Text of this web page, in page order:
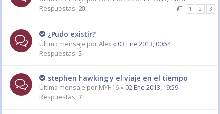
Respuestas: 20 1 2 3
¿Pudo existir?
Último mensaje porAlex « 03 Ene 2013, 00:54
Respuestas: 5
stephen hawking y el viaje en el tiempo
Último mensaje por MYH16 « 02 Ene 2013, 19:59
Respuestas: 7